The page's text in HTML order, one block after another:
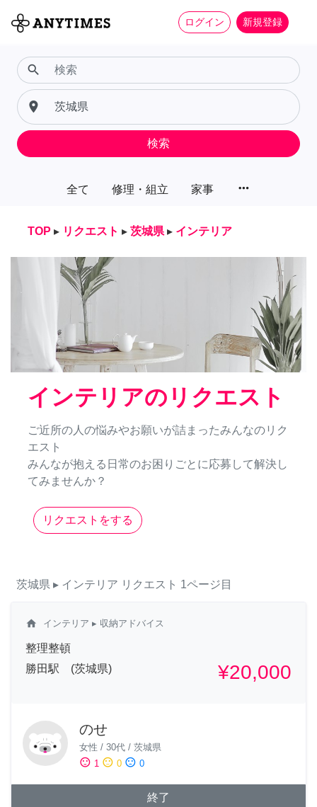
ログイン 新規登録
全て 修理・組立 家事 more_horiz
search
place
検索
TOP ▸ リクエスト ▸ 茨城県 ▸ インテリア
インテリアのリクエスト
ご近所の人の悩みやお願いが詰まったみんなのリク
エスト
みんなが抱える日常のお困りごとに応募して解決し
てみませんか？
リクエストをする
茨城県 ▸ インテリア リクエスト 1ページ目
home インテリア ▸ 収納アドバイス
整理整頓
勝田駅 (茨城県)
¥20,000
のせ
女性 / 30代 / 茨城県
sentiment_satisfied 1 sentiment_neutral 0 sentiment_dissatisfied 0
終了